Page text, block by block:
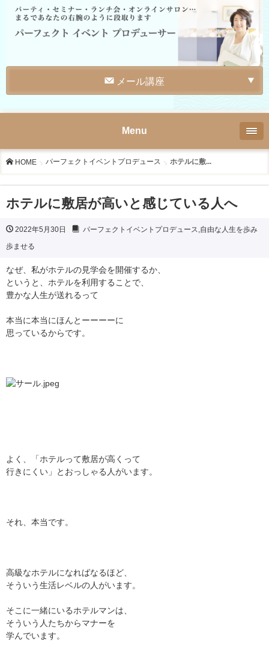
メール講座
Menu
HOME パーフェクトイベントプロデュース ホテルに敷...
ホテルに敷居が高いと感じている人へ
2022年5月30日 パーフェクトイベントプロデュース 自由な人生を歩み
歩ませる
なぜ、私がホテルの見学会を開催するか、
というと、ホテルを利用することで、
豊かな人生が送れるって
本当に本当にほんとーーーーに
思っているからです。
よく、「ホテルって敷居が高くって
行きにくい」とおっしゃる人がいます。
それ、本当です。
高級なホテルになればなるほど、
そういう生活レベルの人がいます。
そこに一緒にいるホテルマンは、
そういう人たちからマナーを
学んでいます。